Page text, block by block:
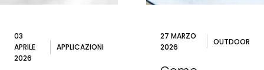
03
APRILE
2026
APPLICAZIONI
27 MARZO
2026
OUTDOOR